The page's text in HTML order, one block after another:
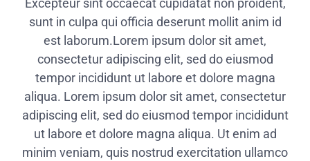
Excepteur sint occaecat cupidatat non proident,
sunt in culpa qui officia deserunt mollit anim id
est laborum.Lorem ipsum dolor sit amet,
consectetur adipiscing elit, sed do eiusmod
tempor incididunt ut labore et dolore magna
aliqua. Lorem ipsum dolor sit amet, consectetur
adipiscing elit, sed do eiusmod tempor incididunt
ut labore et dolore magna aliqua. Ut enim ad
minim veniam, quis nostrud exercitation ullamco